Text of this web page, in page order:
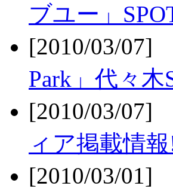
ブユー」
[2010/03/07]
Park」代々
[2010/03/07]
ィア掲載情
[2010/03/01]